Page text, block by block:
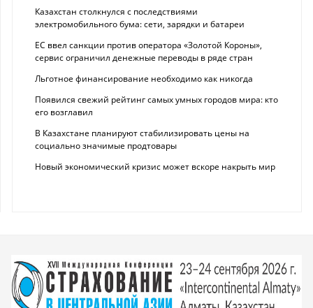
Казахстан столкнулся с последствиями
электромобильного бума: сети, зарядки и батареи
ЕС ввел санкции против оператора «Золотой Короны»,
сервис ограничил денежные переводы в ряде стран
Льготное финансирование необходимо как никогда
Появился свежий рейтинг самых умных городов мира: кто
его возглавил
В Казахстане планируют стабилизировать цены на
социально значимые продтовары
Новый экономический кризис может вскоре накрыть мир